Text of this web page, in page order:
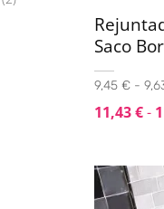
Saco
9,45 € -
11,43€-